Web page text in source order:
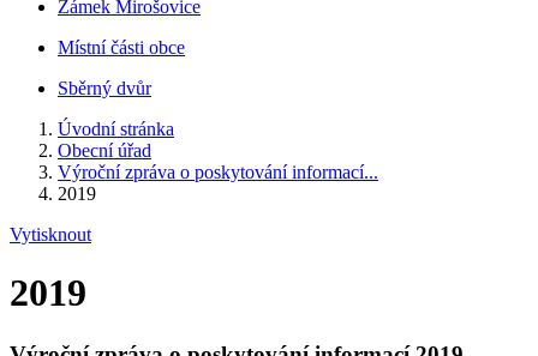
Zámek Mirošovice
Místní části obce
Sběrný dvůr
Úvodní stránka
Obecní úřad
Výroční zpráva o poskytování informací...
2019
Vytisknout
2019